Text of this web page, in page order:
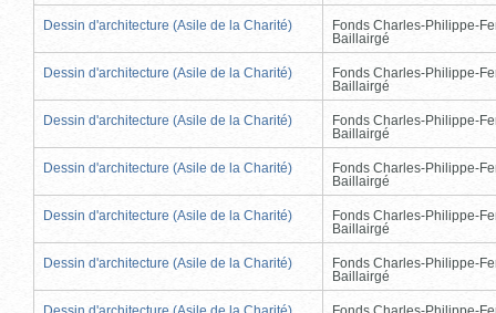
Dessin d'architecture (Asile de la Charité)
Fonds Charles-Philippe-
Baillairgé
Dessin d'architecture (Asile de la Charité)
Fonds Charles-Philippe-
Baillairgé
Dessin d'architecture (Asile de la Charité)
Fonds Charles-Philippe-
Baillairgé
Dessin d'architecture (Asile de la Charité)
Fonds Charles-Philippe-
Baillairgé
Dessin d'architecture (Asile de la Charité)
Fonds Charles-Philippe-
Baillairgé
Dessin d'architecture (Asile de la Charité)
Fonds Charles-Philippe-
Baillairgé